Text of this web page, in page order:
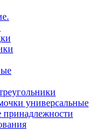
универсальные